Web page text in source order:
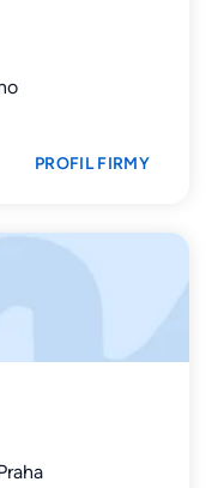
PROFIL FIRMY